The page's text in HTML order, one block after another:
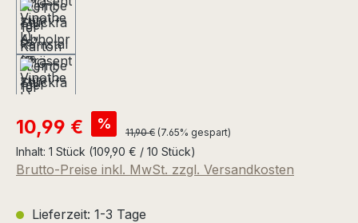
Verkaufspreis:
10,99 € % Regulärer Preis:
11,90 € (7.65% gespart)
Inhalt: 1 Stück (109,90 € / 10 Stück)
Brutto-Preise inkl. MwSt. zzgl. Versandkosten
Lieferzeit: 1-3 Tage